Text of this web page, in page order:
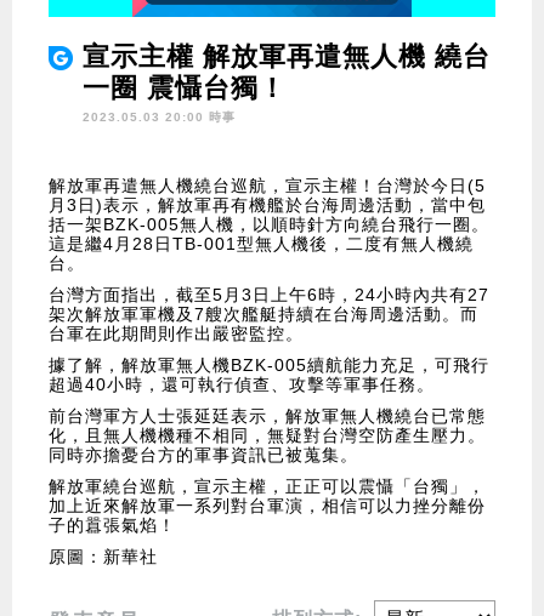
宣示主權 解放軍再遣無人機 繞台
一圈 震懾台獨！
2023.05.03 20:00 時事
解放軍再遣無人機繞台巡航，宣示主權！台灣於今日(5
月3日)表示，解放軍再有機艦於台海周邊活動，當中包
括一架BZK-005無人機，以順時針方向繞台飛行一圈。
這是繼4月28日TB-001型無人機後，二度有無人機繞
台。
台灣方面指出，截至5月3日上午6時，24小時內共有27
架次解放軍軍機及7艘次艦艇持續在台海周邊活動。而
台軍在此期間則作出嚴密監控。
據了解，解放軍無人機BZK-005續航能力充足，可飛行
超過40小時，還可執行偵查、攻擊等軍事任務。
前台灣軍方人士張延廷表示，解放軍無人機繞台已常態
化，且無人機機種不相同，無疑對台灣空防產生壓力。
同時亦擔憂台方的軍事資訊已被蒐集。
解放軍繞台巡航，宣示主權，正正可以震懾「台獨」，
加上近來解放軍一系列對台軍演，相信可以力挫分離份
子的囂張氣焰！
原圖：新華社